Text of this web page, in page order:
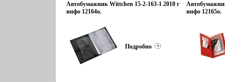
Автобумажник Wittchen 15-2-163-1 2010 г
инфо 12164o.
Подробно
инфо 12165o.